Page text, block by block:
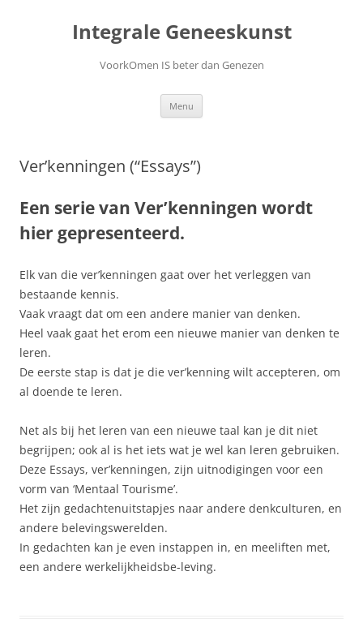
Integrale Geneeskunst
VoorkOmen IS beter dan Genezen
Menu
Ver’kenningen (“Essays”)
Een serie van Ver’kenningen wordt
hier gepresenteerd.
Elk van die ver’kenningen gaat over het verleggen van
bestaande kennis.
Vaak vraagt dat om een andere manier van denken.
Heel vaak gaat het erom een nieuwe manier van denken te
leren.
De eerste stap is dat je die ver’kenning wilt accepteren, om
al doende te leren.
Net als bij het leren van een nieuwe taal kan je dit niet
begrijpen; ook al is het iets wat je wel kan leren gebruiken.
Deze Essays, ver’kenningen, zijn uitnodigingen voor een
vorm van ‘Mentaal Tourisme’.
Het zijn gedachtenuitstapjes naar andere denkculturen, en
andere belevingswerelden.
In gedachten kan je even instappen in, en meeliften met,
een andere werkelijkheidsbe-leving.